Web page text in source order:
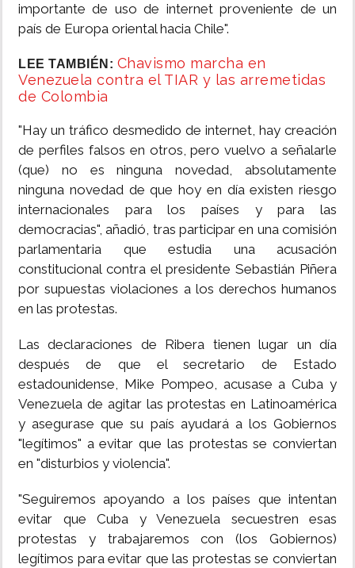
importante de uso de internet proveniente de un
país de Europa oriental hacia Chile".
LEE TAMBIÉN: Chavismo marcha en
Venezuela contra el TIAR y las arremetidas
de Colombia
"Hay un tráfico desmedido de internet, hay creación
de perfiles falsos en otros, pero vuelvo a señalarle
(que) no es ninguna novedad, absolutamente
ninguna novedad de que hoy en día existen riesgo
internacionales para los países y para las
democracias", añadió, tras participar en una comisión
parlamentaria que estudia una acusación
constitucional contra el presidente Sebastián Piñera
por supuestas violaciones a los derechos humanos
en las protestas.
Las declaraciones de Ribera tienen lugar un día
después de que el secretario de Estado
estadounidense, Mike Pompeo, acusase a Cuba y
Venezuela de agitar las protestas en Latinoamérica
y asegurase que su país ayudará a los Gobiernos
"legítimos" a evitar que las protestas se conviertan
en "disturbios y violencia".
"Seguiremos apoyando a los países que intentan
evitar que Cuba y Venezuela secuestren esas
protestas y trabajaremos con (los Gobiernos)
legítimos para evitar que las protestas se conviertan